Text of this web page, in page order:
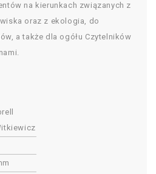
na kierunkach związanych z
oraz z ekologia, do
a także dla ogółu Czytelników